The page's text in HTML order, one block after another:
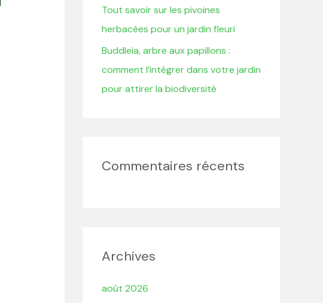
Tout savoir sur les pivoines
herbacées pour un jardin fleuri
Buddleia, arbre aux papillons :
comment l’intégrer dans votre jardin
pour attirer la biodiversité
Commentaires récents
Archives
août 2026